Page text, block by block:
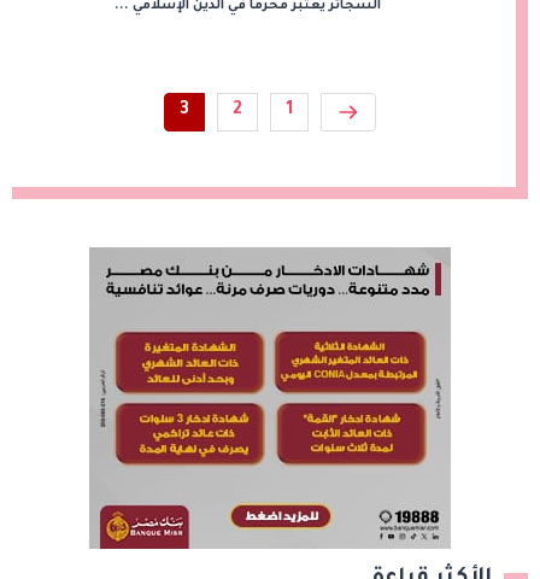
السجائر يعتبر محرمًا في الدين الإسلامي ...
1
2
3